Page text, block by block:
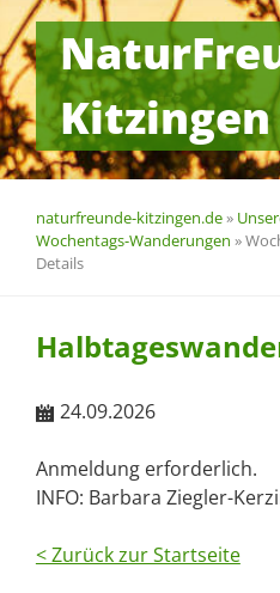
Kitzingen
naturfreunde-kitzingen.de»
Wochentags-Wanderungen »
Details
24.09.2026
Anmeldung erforderlich.
INFO: Barbara Ziegler-
< Zurück zur Startseite